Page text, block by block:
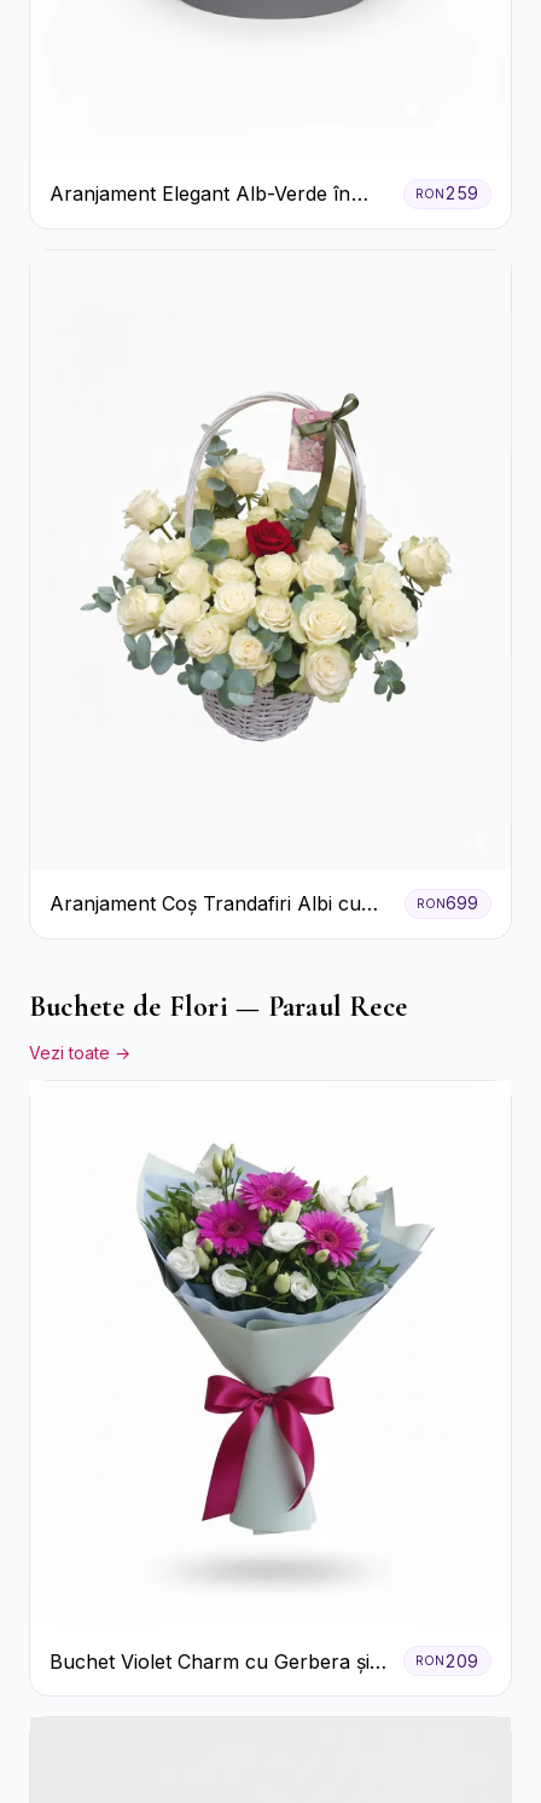
Aranjament Elegant Alb-Verde în
Cutie Gri
RON259
Aranjament Coș Trandafiri Albi cu
Accent Roșu
RON699
Buchete de Flori — Paraul Rece
Vezi toate →
Buchet Violet Charm cu Gerbera și
Lisianthus Alb
RON 209